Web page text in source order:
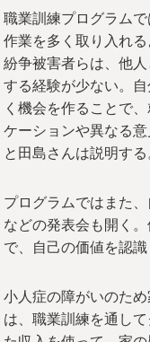
職業訓練プログラム
作業を多く取り入れ
紛争被害者らは、他
する経験が少ない。
く機会を作ることで
ケーションや異なる
と田島さんは説明する
プログラムではまた
などの発表会も開く
で、自己の価値を認
小人症の障がいのた
は、職業訓練を通し